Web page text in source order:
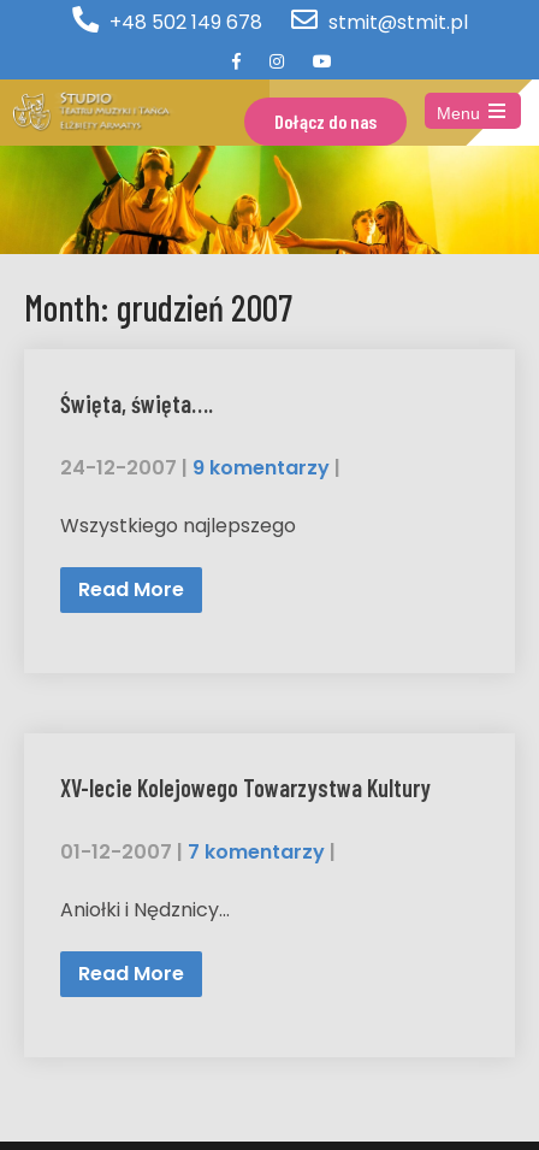
+48 502 149 678 stmit@stmit.pl
Dołącz do nas
Menu
Open
the
main
menu
Month: grudzień 2007
Święta, święta….
24-12-2007 | 9 komentarzy |
Wszystkiego najlepszego
Read More
XV-lecie Kolejowego Towarzystwa Kultury
01-12-2007 | 7 komentarzy |
Aniołki i Nędznicy…
Read More